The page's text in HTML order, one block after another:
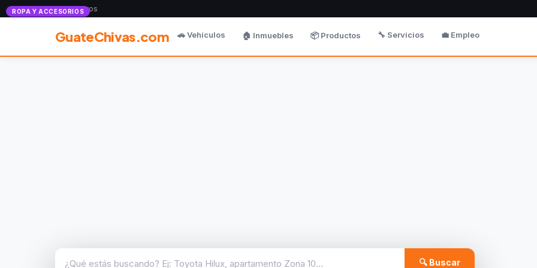
Anunciate con nosotros
GuateChivas.com 🚗 Vehículos 🏠 Inmuebles 📦 Productos 🔧 Servicios 💼 Empleo
🔍 Buscar
ROPA Y ACCESORIOS